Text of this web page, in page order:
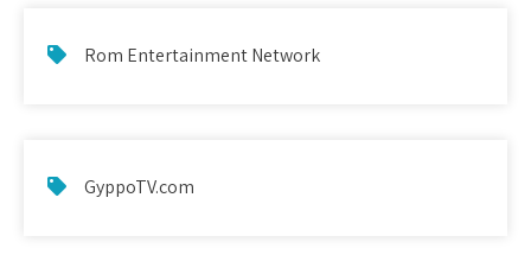
Rom Entertainment Network
GyppoTV.com